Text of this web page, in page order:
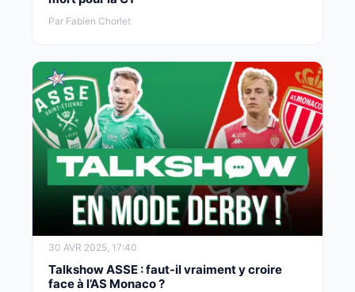
Par Fabien Chorlet
30 AVR 2025, 17:40
Talkshow ASSE : faut-il vraiment y croire
face à l’AS Monaco ?